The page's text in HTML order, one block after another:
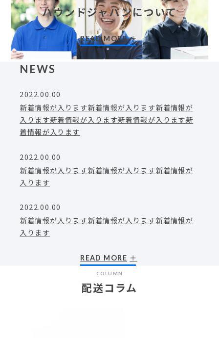
ハウンドジャパンについて
READ MORE
NEWS
2022.00.00
新着情報が入ります新着情報が入ります新着情報が
入ります新着情報が入ります新着情報が入ります新
着情報が入ります
2022.00.00
新着情報が入ります新着情報が入ります新着情報が
入ります
2022.00.00
新着情報が入ります新着情報が入ります新着情報が
入ります
READ MORE
COLUMN
配送コラム